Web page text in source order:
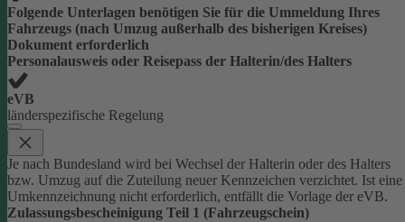
Folgende Unterlagen benötigen Sie für die Ummeldung Ihres
Fahrzeugs (nach Umzug außerhalb des bisherigen Kreises)
Dokument erforderlich
Personalausweis oder Reisepass der Halterin/des Halters
eVB
länderspezifische Regelung
Je nach Bundesland wird bei Wechsel der Halterin oder des Halters
bzw. Umzug auf die Zuteilung neuer Kennzeichen verzichtet. Ist eine
Umkennzeichnung nicht erforderlich, entfällt die Vorlage der eVB.
Zulassungsbescheinigung Teil 1 (Fahrzeugschein)